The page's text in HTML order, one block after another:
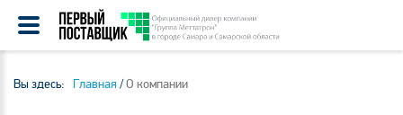
Вы здесь: Главная /О компании